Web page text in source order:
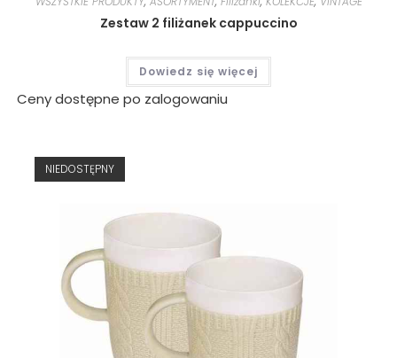
Zestaw 2 filiżanek cappuccino
Dowiedz się więcej
Ceny dostępne po zalogowaniu
NIEDOSTĘPNY